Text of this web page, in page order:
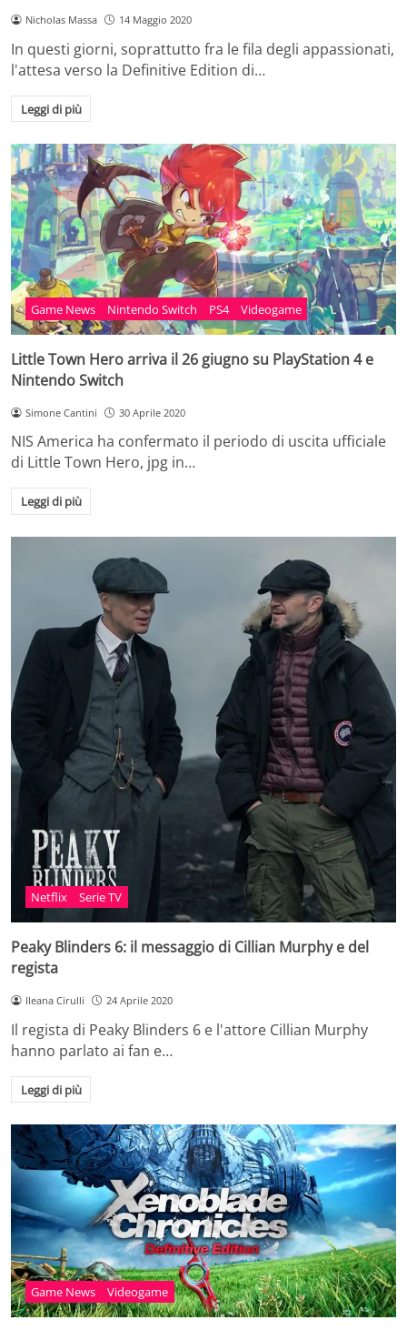
Nicholas Massa 14 Maggio 2020
In questi giorni, soprattutto fra le fila degli appassionati,
l'attesa verso la Definitive Edition di…
Leggi di più
Game News Nintendo Switch PS4 Videogame
Little Town Hero arriva il 26 giugno su PlayStation 4 e
Nintendo Switch
Simone Cantini 30 Aprile 2020
NIS America ha confermato il periodo di uscita ufficiale
di Little Town Hero, jpg in…
Leggi di più
Netflix Serie TV
Peaky Blinders 6: il messaggio di Cillian Murphy e del
regista
Ileana Cirulli 24 Aprile 2020
Il regista di Peaky Blinders 6 e l'attore Cillian Murphy
hanno parlato ai fan e…
Leggi di più
Game News Videogame